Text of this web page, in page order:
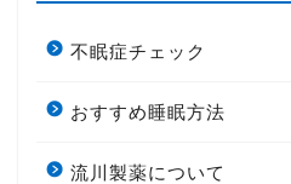
不眠症チェック
おすすめ睡眠方法
流川製薬について